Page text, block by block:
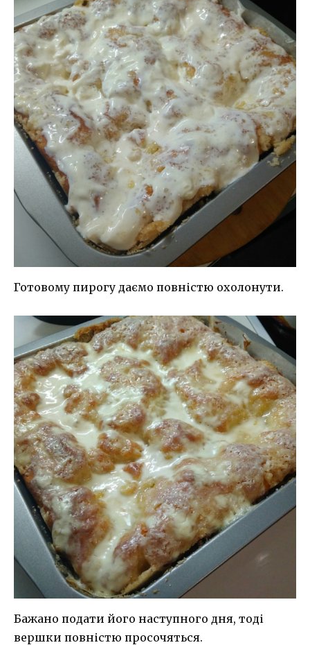
Готовому пирогу даємо повністю охолонути.
Бажано подати його наступного дня, тоді
вершки повністю просочяться.